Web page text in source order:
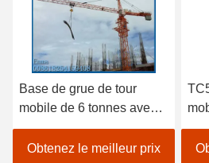
Base de grue de tour
mobile de 6 tonnes avec
fondation de type ballast
Obtenez le meilleur prix